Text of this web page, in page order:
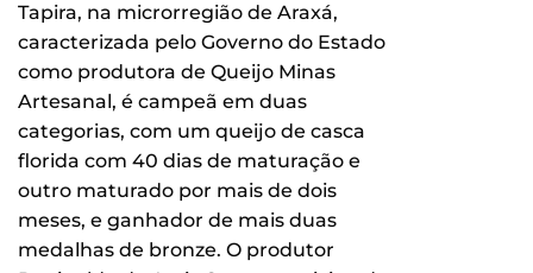
Tapira, na microrregião de Araxá,
caracterizada pelo Governo do Estado
como produtora de Queijo Minas
Artesanal, é campeã em duas
categorias, com um queijo de casca
florida com 40 dias de maturação e
outro maturado por mais de dois
meses, e ganhador de mais duas
medalhas de bronze. O produtor